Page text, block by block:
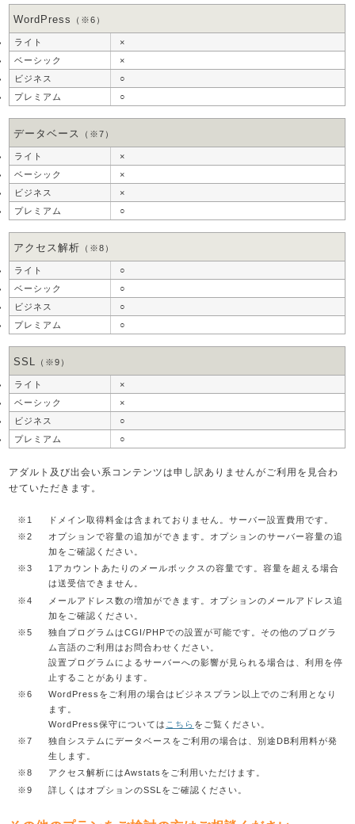
WordPress （※6）
×
×
○
○
データベース （※7）
×
×
×
○
アクセス解析 （※8）
○
○
○
○
SSL （※9）
×
×
○
○
アダルト及び出会い系コンテンツは申し訳ありませんがご利用を見合わ
せていただきます。
※1
ドメイン取得料金は含まれておりません。サーバー設置費用です。
※2
オプションで容量の追加ができます。オプションのサーバー容量の追
加をご確認ください。
※3
1アカウントあたりのメールボックスの容量です。容量を超える場合
は送受信できません。
※4
メールアドレス数の増加ができます。オプションのメールアドレス追
加をご確認ください。
※5
独自プログラムはCGI/PHPでの設置が可能です。その他のプログラ
ム言語のご利用はお問合わせください。
設置プログラムによるサーバーへの影響が見られる場合は、利用を停
止することがあります。
※6
WordPressをご利用の場合はビジネスプラン以上でのご利用となり
ます。
WordPress保守については こちら をご覧ください。
※7
独自システムにデータベースをご利用の場合は、別途DB利用料が発
生します。
※8
アクセス解析にはAwstatsをご利用いただけます。
※9
詳しくはオプションのSSLをご確認ください。